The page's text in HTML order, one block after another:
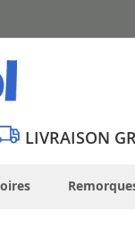
LIVRAISON